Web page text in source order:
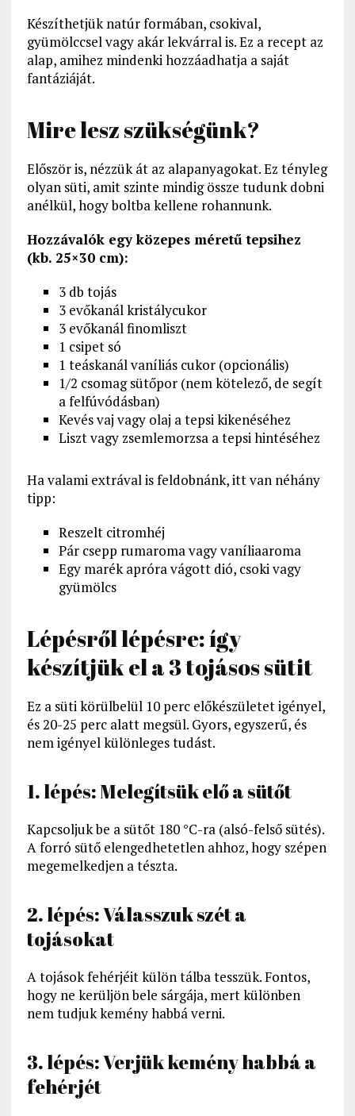
Készíthetjük natúr formában, csokival,
gyümölccsel vagy akár lekvárral is. Ez a recept az
alap, amihez mindenki hozzáadhatja a saját
fantáziáját.
Mire lesz szükségünk?
Először is, nézzük át az alapanyagokat. Ez tényleg
olyan süti, amit szinte mindig össze tudunk dobni
anélkül, hogy boltba kellene rohannunk.
Hozzávalók egy közepes méretű tepsihez
(kb. 25×30 cm):
3 db tojás
3 evőkanál kristálycukor
3 evőkanál finomliszt
1 csipet só
1 teáskanál vaníliás cukor (opcionális)
1/2 csomag sütőpor (nem kötelező, de segít
a felfúvódásban)
Kevés vaj vagy olaj a tepsi kikenéséhez
Liszt vagy zsemlemorzsa a tepsi hintéséhez
Ha valami extrával is feldobnánk, itt van néhány
tipp:
Reszelt citromhéj
Pár csepp rumaroma vagy vaníliaaroma
Egy marék apróra vágott dió, csoki vagy
gyümölcs
Lépésről lépésre: így
készítjük el a 3 tojásos sütit
Ez a süti körülbelül 10 perc előkészületet igényel,
és 20-25 perc alatt megsül. Gyors, egyszerű, és
nem igényel különleges tudást.
1. lépés: Melegítsük elő a sütőt
Kapcsoljuk be a sütőt 180 °C-ra (alsó-felső sütés).
A forró sütő elengedhetetlen ahhoz, hogy szépen
megemelkedjen a tészta.
2. lépés: Válasszuk szét a
tojásokat
A tojások fehérjéit külön tálba tesszük. Fontos,
hogy ne kerüljön bele sárgája, mert különben
nem tudjuk kemény habbá verni.
3. lépés: Verjük kemény habbá a
fehérjét